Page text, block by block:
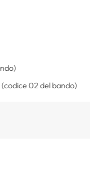
02 del bando)